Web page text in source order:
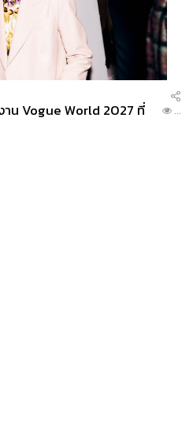
Images
resource/Y2
y2k-bug-history/
collections/object-grou
น Vogue World 2027 ที่
...